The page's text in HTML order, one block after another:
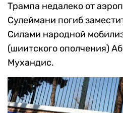
Трампа недалеко от
Сулеймани погиб
Силами народной
(шиитского ополчения)
Мухандис.